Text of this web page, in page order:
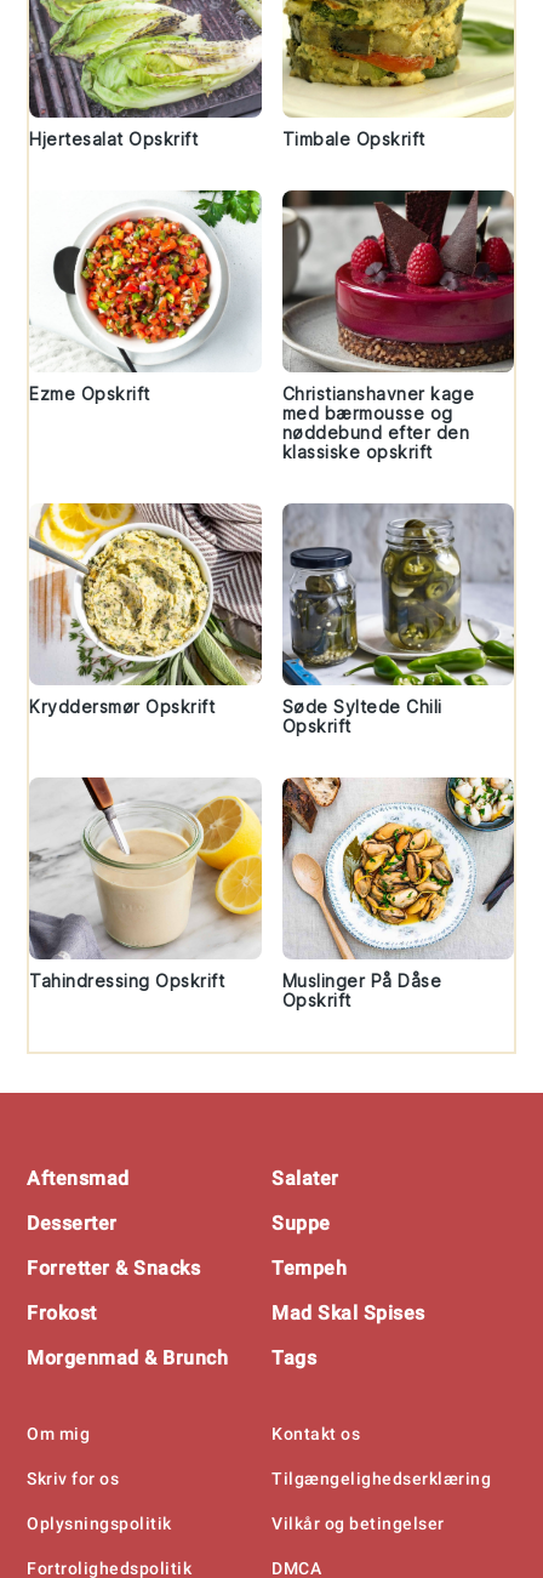
Hjertesalat Opskrift Timbale Opskrift
Ezme Opskrift
Christianshavner kage
med bærmousse og
nøddebund efter den
klassiske opskrift
Kryddersmør Opskrift
Søde Syltede Chili
Opskrift
Tahindressing Opskrift
Muslinger På Dåse
Opskrift
Aftensmad
Desserter
Forretter & Snacks
Frokost
Morgenmad & Brunch
Salater
Suppe
Tempeh
Mad Skal Spises
Tags
Om mig
Skriv for os
Oplysningspolitik
Fortrolighedspolitik
Kontakt os
Tilgængelighedserklæring
Vilkår og betingelser
DMCA